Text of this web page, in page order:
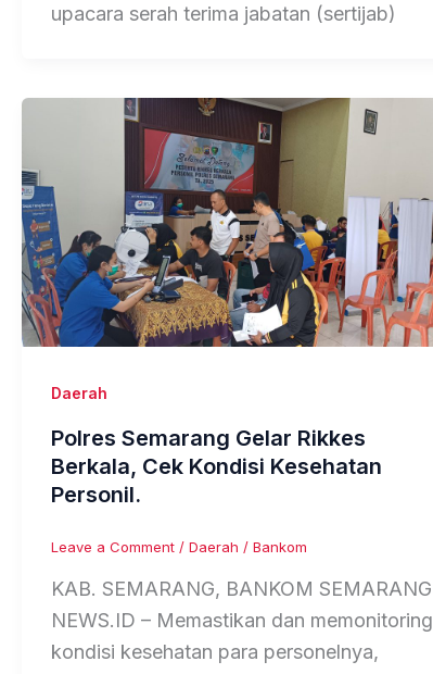
upacara serah terima jabatan (sertijab)
Daerah
Polres Semarang Gelar Rikkes
Berkala, Cek Kondisi Kesehatan
Personil.
Leave a Comment / Daerah / Bankom
KAB. SEMARANG, BANKOM SEMARANG
NEWS.ID – Memastikan dan memonitoring
kondisi kesehatan para personelnya,